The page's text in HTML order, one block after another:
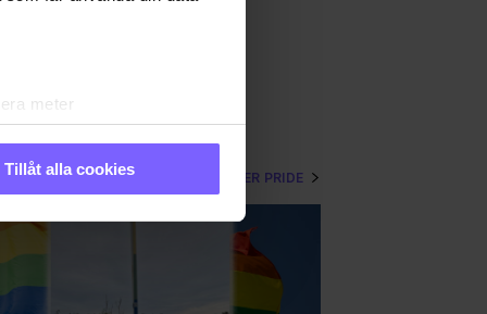
meter
. Du kan ändra
funktioner för
information från din enhet
kombinera informationen
Tillåt alla cookies VISA MER PRIDE